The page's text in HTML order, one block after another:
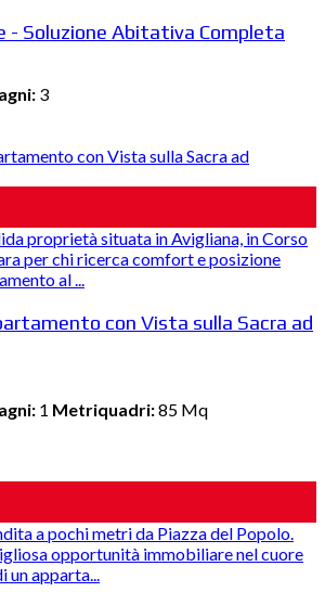
- Soluzione Abitativa Completa
3
proprietà situata in Avigliana, in Corso
per chi ricerca comfort e posizione
al ...
con Vista sulla Sacra ad
1 Metriquadri:85 Mq
a pochi metri da Piazza del Popolo.
opportunità immobiliare nel cuore
apparta...